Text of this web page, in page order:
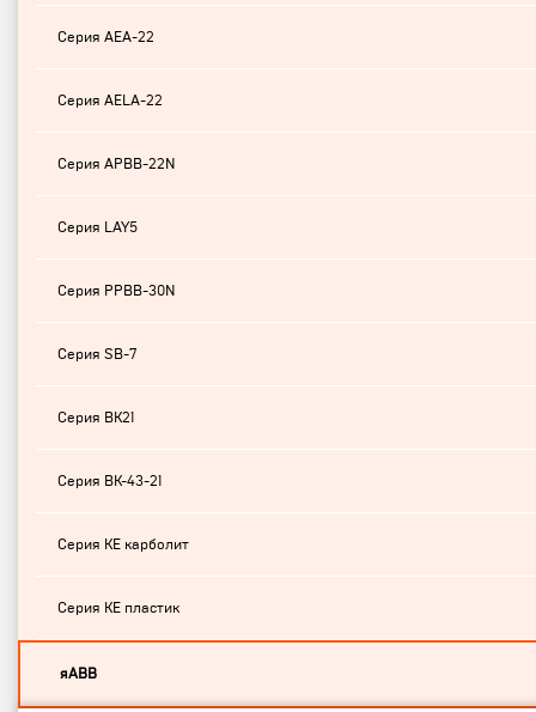
Серия AEA-22
Серия AELA-22
Серия APBB-22N
Серия LAY5
Серия PPBB-30N
Серия SB-7
Серия ВК21
Серия ВК-43-21
Серия КЕ карболит
Серия КЕ пластик
яABB